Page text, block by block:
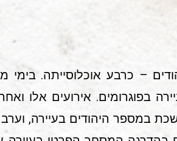
מיהודי העיירה בפוגרומים. אירועים
במספר היהודים בעיירה,